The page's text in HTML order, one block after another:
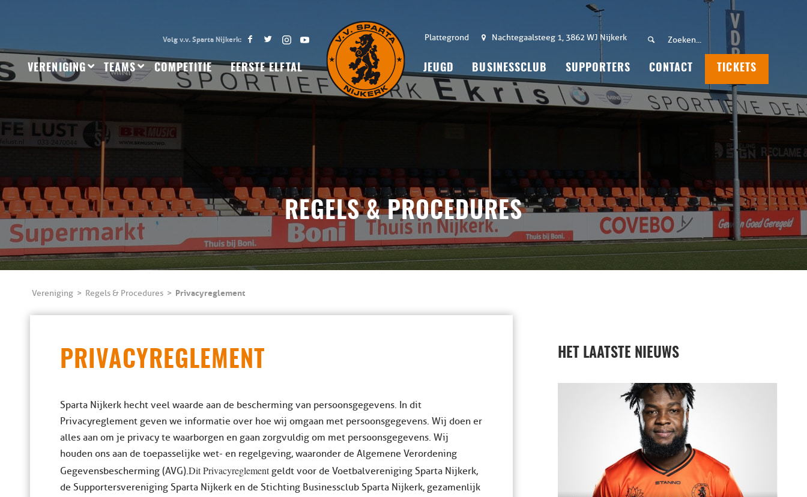
Plattegrond Nachtegaalsteeg 1, 3862 WJ Nijkerk
VERENIGING TEAMS COMPETITIE EERSTE ELFTAL JEUGD BUSINESSCLUB SUPPORTERS CONTACT TICKETS
REGELS & PROCEDURES
Vereniging Regels & Procedures Privacyreglement
PRIVACYREGLEMENT
Sparta Nijkerk hecht veel waarde aan de bescherming van persoonsgegevens. In dit
Privacyreglement geven we informatie over hoe wij omgaan met persoonsgegevens. Wij doen er
alles aan om je privacy te waarborgen en gaan zorgvuldig om met persoonsgegevens. Wij
houden ons aan de toepasselijke wet- en regelgeving, waaronder de Algemene Verordening
Gegevensbescherming (AVG).Dit Privacyreglement geldt voor de Voetbalvereniging Sparta Nijkerk,
de Supportersvereniging Sparta Nijkerk en de Stichting Businessclub Sparta Nijkerk, gezamenlijk
HET LAATSTE NIEUWS